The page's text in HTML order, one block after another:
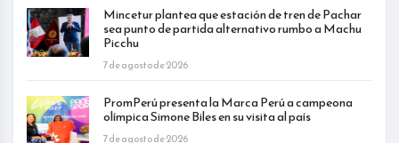
Mincetur plantea que estación de tren de Pachar
sea punto de partida alternativo rumbo a Machu
Picchu
7 de agosto de 2026
PromPerú presenta la Marca Perú a campeona
olímpica Simone Biles en su visita al país
7 de agosto de 2026